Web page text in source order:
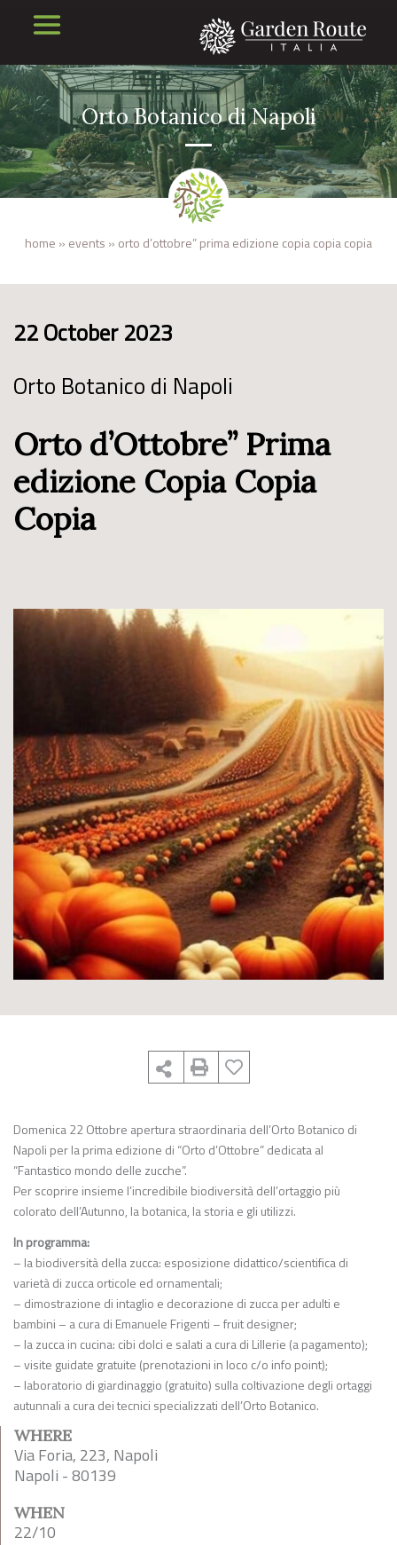
Orto Botanico di Napoli
home » events » orto d’ottobre” prima edizione copia copia copia
22 October 2023
Orto Botanico di Napoli
Orto d’Ottobre” Prima
edizione Copia Copia
Copia
Domenica 22 Ottobre apertura straordinaria dell’Orto Botanico di
Napoli per la prima edizione di “Orto d’Ottobre” dedicata al
“Fantastico mondo delle zucche”.
Per scoprire insieme l’incredibile biodiversità dell’ortaggio più
colorato dell’Autunno, la botanica, la storia e gli utilizzi.
In programma:
– la biodiversità della zucca: esposizione didattico/scientifica di
varietà di zucca orticole ed ornamentali;
– dimostrazione di intaglio e decorazione di zucca per adulti e
bambini – a cura di Emanuele Frigenti – fruit designer;
– la zucca in cucina: cibi dolci e salati a cura di Lillerie (a pagamento);
– visite guidate gratuite (prenotazioni in loco c/o info point);
– laboratorio di giardinaggio (gratuito) sulla coltivazione degli ortaggi
autunnali a cura dei tecnici specializzati dell’Orto Botanico.
WHERE
Via Foria, 223, Napoli
Napoli - 80139
WHEN
22/10